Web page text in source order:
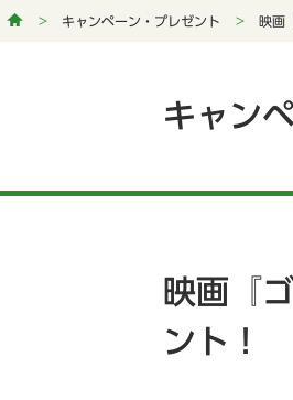
キャンペーン・プレゼント 映画
キャン
映画『
ント！